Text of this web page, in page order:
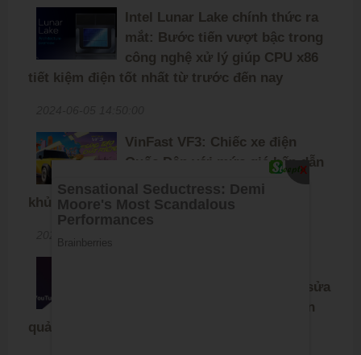
Intel Lunar Lake chính thức ra
mắt: Bước tiến vượt bậc trong
công nghệ xử lý giúp CPU x86
tiết kiệm điện tốt nhất từ trước đến nay
VinFast VF3: Chiếc xe điện
Quốc Dân với mức giá hấp dẫn
và số lượng đơn đặt hàng
khủng
ReVanced 19.09.3 mới nhất, sửa
lỗi và cải thiện khả năng chặn
quảng cáo, mời anh em tải về
X